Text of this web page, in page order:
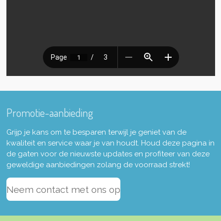
Promotie-aanbieding
Grijp je kans om te besparen terwijl je geniet van de
kwaliteit en service waar je van houdt. Houd deze pagina in
de gaten voor de nieuwste updates en profiteer van deze
geweldige aanbiedingen zolang de voorraad strekt!
Neem contact met ons op